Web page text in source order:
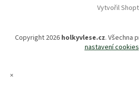
Vytvořil
Copyright 2026 holkyvlese.cz. Všechna
nastavení cookies
×